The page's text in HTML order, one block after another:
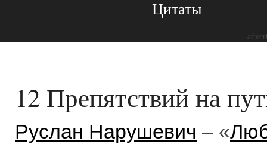
Цитаты
12 Препятствий на
Руслан Нарушевич – «